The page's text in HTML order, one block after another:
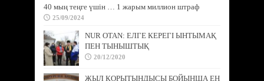
40 мың теңге үшін … 1 жарым миллион штраф
25/09/2024
NUR OTAN: ЕЛГЕ КЕРЕГІ ЫНТЫМАҚ
ПЕН ТЫНЫШТЫҚ
20/12/2020
ЖЫЛ ҚОРЫТЫНДЫСЫ БОЙЫНША ЕҢ